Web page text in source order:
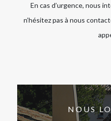
En cas d’urgence, nous
n’hésitez pas à nous
NOUS